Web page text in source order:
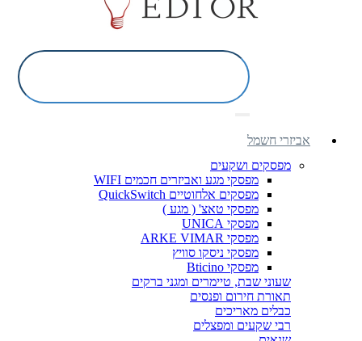
אביזרי חשמל
מפסקים ושקעים
מפסקי מגע ואביזרים חכמים WIFI
מפסקים אלחוטיים QuickSwitch
מפסקי טאצ' ( מגע )
מפסקי UNICA
מפסקי ARKE VIMAR
מפסקי ניסקו סוויץ
מפסקי Bticino
שעוני שבת, טיימרים ומגני ברקים
תאורת חירום ופנסים
כבלים מאריכים
רבי שקעים ומפצלים